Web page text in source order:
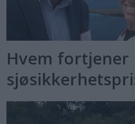
Hvem fortjener